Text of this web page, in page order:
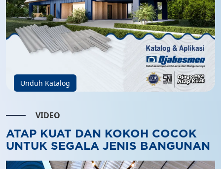
Unduh Katalog
VIDEO
ATAP KUAT DAN KOKOH COCOK
UNTUK SEGALA JENIS BANGUNAN